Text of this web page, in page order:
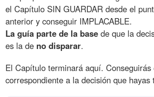
el Capítulo SIN GUARDAR desde el
anterior y conseguir IMPLACABLE.
La guía parte de la base de que la
es la de no disparar.
El Capítulo terminará aquí. Conseguirás
correspondiente a la decisión que hayas